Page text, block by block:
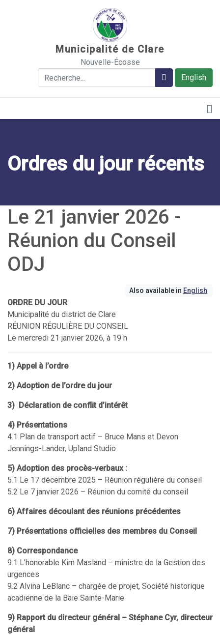
Municipalité de Clare
Nouvelle-Écosse
English
Rechercher Rechercher
Ordres du jour récents
Le 21 janvier 2026 -
Réunion du Conseil
ODJ
Also available in English
ORDRE DU JOUR
Municipalité du district de Clare
RÉUNION RÉGULIÈRE DU CONSEIL
Le mercredi 21 janvier 2026, à 19 h
1) Appel à l’ordre
2) Adoption de l’ordre du jour
3) Déclaration de conflit d’intérêt
4) Présentations
4.1 Plan de transport actif – Bruce Mans et Devon
Jennings-Lander, Upland Studio
5) Adoption des procès-verbaux :
5.1 Le 17 décembre 2025 – Réunion régulière du conseil
5.2 Le 7 janvier 2026 – Réunion du comité du conseil
6) Affaires découlant des réunions précédentes
7) Présentations officielles des membres du Conseil
8) Correspondance
9.1 L’honorable Kim Masland – ministre de la Gestion des
urgences
9.2 Alvina LeBlanc – chargée de projet, Société historique
acadienne de la Baie Sainte-Marie
9) Rapport du directeur général – Stéphane Cyr, directeur
général